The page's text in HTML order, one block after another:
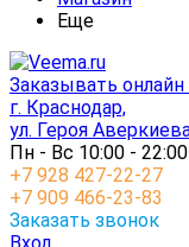
Еще
Заказывать
г. Краснодар,
ул. Героя
Пн - Вс 10:00 - 22:00
+7 928 427-22-27
+7 909 466-23-83
Заказать звонок